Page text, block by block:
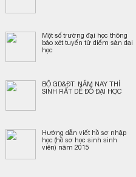
Một số trường đại học thông
báo xét tuyển từ điểm sàn đại
học
BỘ GD&ĐT: NĂM NAY THÍ
SINH RẤT DỄ ĐỖ ĐẠI HỌC
Hướng dẫn viết hồ sơ nhập
học (hồ sơ học sinh sinh
viên) năm 2015